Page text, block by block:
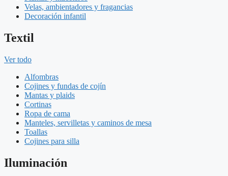
Velas, ambientadores y fragancias
Decoración infantil
Textil
Ver todo
Alfombras
Cojines y fundas de cojín
Mantas y plaids
Cortinas
Ropa de cama
Manteles, servilletas y caminos de mesa
Toallas
Cojines para silla
Iluminación